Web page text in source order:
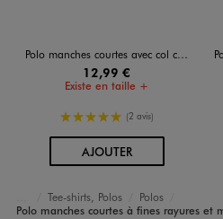
Polo manches courtes avec col contrastant homme
12,99 €
Existe en taille +
5/5 de moyenne
(2 avis)
AJOUTERAU PANIER
Accueil
Homme
Vêtements
Tee-shirts, Polos
Polos
Polo manches courtes à fines rayures et